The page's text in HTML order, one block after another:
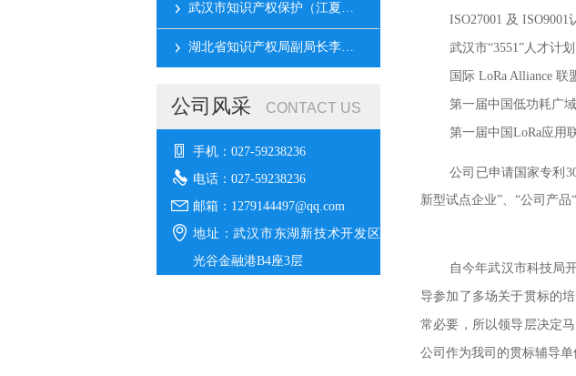
武汉市知识产权保护（江夏…
湖北省知识产权局副局长李…
公司风采 CONTACT US
手机：027-59238236
电话：027-59238236
邮箱： 1279144497@qq.com
地址：武汉市东湖新技术开发区
光谷金融港B4座3层
ISO27001 及 ISO9001
武汉市“3551”人才计
国际 LoRa Alliance 联
第一届中国低功耗广
第一届中国LoRa应用
公司已申请国家专利
新型试点企业”、“公司产
自今年武汉市科技局
导参加了多场关于贯标的
常必要，所以领导层决定
公司作为我司的贯标辅导单